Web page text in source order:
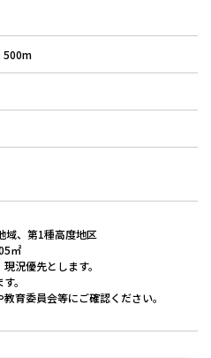
500m
、第1種高度地区
㎡
況優先とします。
。
育委員会等にご確認ください。